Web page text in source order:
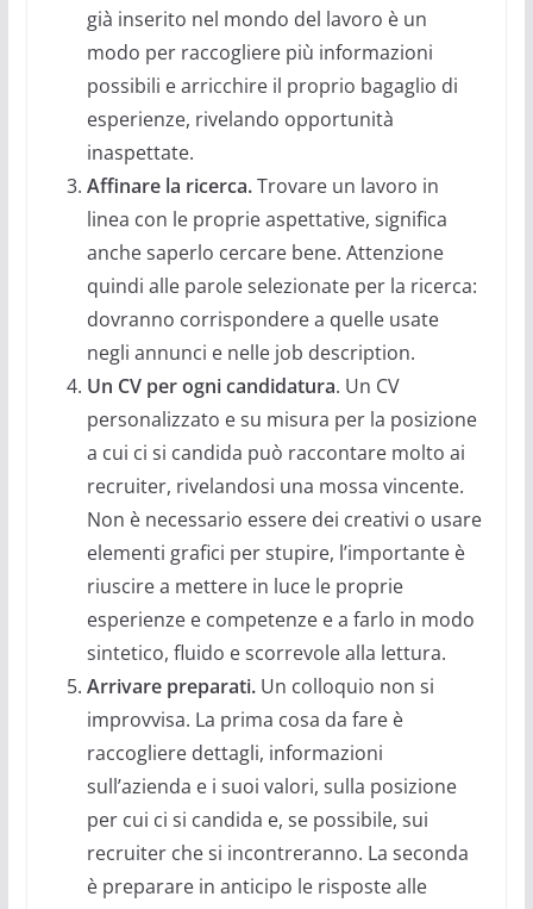
già inserito nel mondo del lavoro è un
modo per raccogliere più informazioni
possibili e arricchire il proprio bagaglio di
esperienze, rivelando opportunità
inaspettate.
Affinare la ricerca.Trovare un lavoro in
linea con le proprie aspettative, significa
anche saperlo cercare bene. Attenzione
quindi alle parole selezionate per la ricerca:
dovranno corrispondere a quelle usate
negli annunci e nelle job description.
Un CV per ogni candidatura. Un CV
personalizzato e su misura per la posizione
a cui ci si candida può raccontare molto ai
recruiter, rivelandosi una mossa vincente.
Non è necessario essere dei creativi o usare
elementi grafici per stupire, l’importante è
riuscire a mettere in luce le proprie
esperienze e competenze e a farlo in modo
sintetico, fluido e scorrevole alla lettura.
Arrivare preparati.Un colloquio non si
improvvisa. La prima cosa da fare è
raccogliere dettagli, informazioni
sull’azienda e i suoi valori, sulla posizione
per cui ci si candida e, se possibile, sui
recruiter che si incontreranno. La seconda
è preparare in anticipo le risposte alle